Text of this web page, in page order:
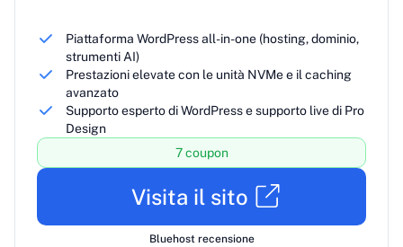
Piattaforma WordPress all-in-one (hosting, dominio,
strumenti AI)
Prestazioni elevate con le unità NVMe e il caching
avanzato
Supporto esperto di WordPress e supporto live di Pro
Design
7 coupon
Visita il sito
Bluehost recensione